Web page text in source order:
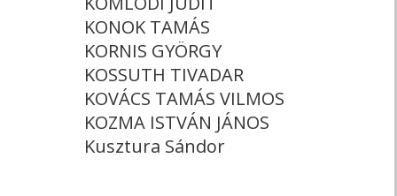
KONOK TAMÁS
KORNIS GYÖRGY
KOSSUTH TIVADAR
KOVÁCS TAMÁS VILMOS
KOZMA ISTVÁN JÁNOS
Kusztura Sándor